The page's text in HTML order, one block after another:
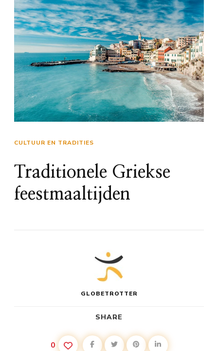
CULTUUR EN TRADITIES
Traditionele Griekse
feestmaaltijden
GLOBETROTTER
SHARE
0